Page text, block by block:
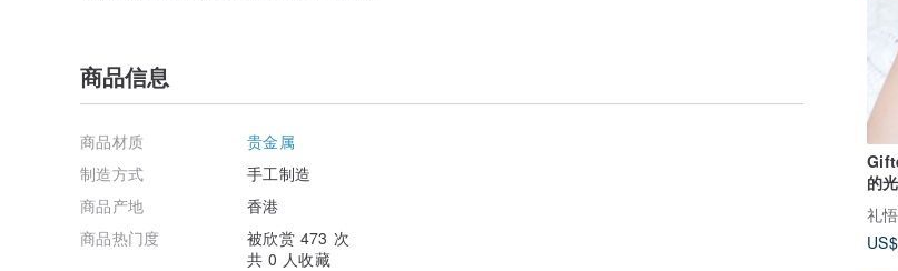
的
链
礼悟
商品信息
商品材质
贵金属
制造方式
手工制造
商品产地
香港
商品热门度
被欣赏 473 次
共 0 人收藏